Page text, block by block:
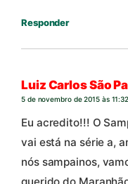
Responder
Luiz Carlos São
5 de novembro de 2015 às 11:32
Eu acredito!!! O
vai está na série a,
nós sampainos,